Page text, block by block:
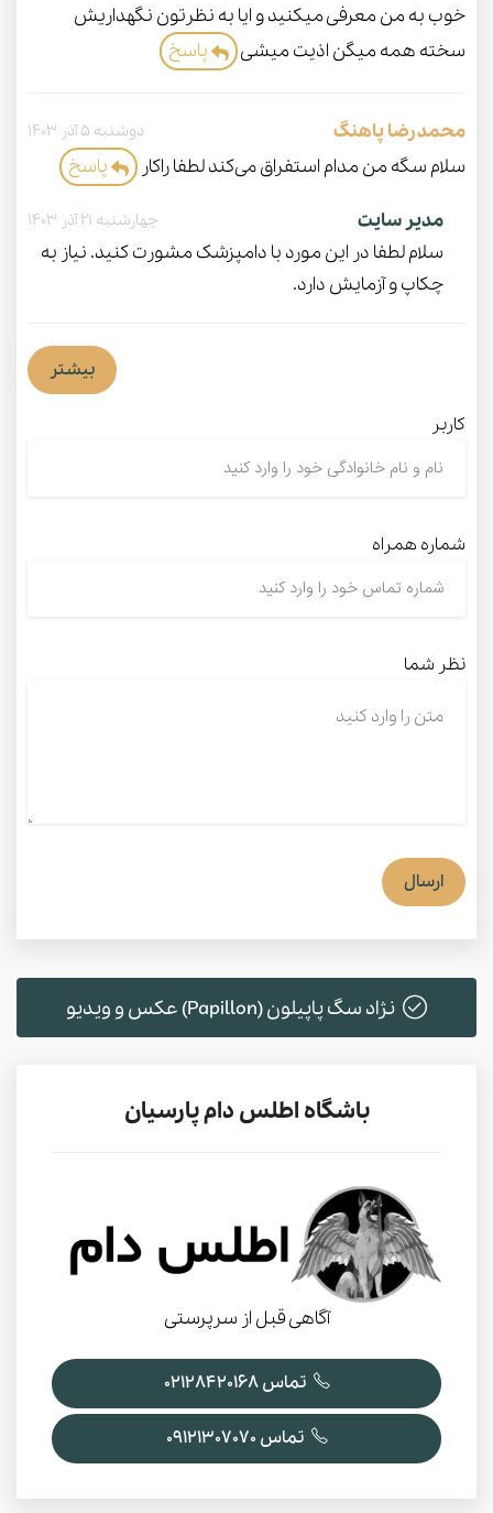
خوب به من معرفی میکنید و ایا به نظرتون نگهداریش
سخته همه میگن اذیت میشی
پاسخ
محمدرضا پاهنگ دوشنبه 5 آذر 1403
سلام سگه من مدام استفراق می‌کند لطفا راکار پاسخ
مدیر سایت چهارشنبه 21 آذر 1403
سلام لطفا در این مورد با دامپزشک مشورت کنید. نیاز به
چکاپ و آزمایش دارد.
بیشتر
کاربر
شماره همراه
نظر شما
ارسال
نژاد سگ پاپیلون (Papillon) عکس و ویدیو
باشگاه اطلس دام پارسیان
آگاهی قبل از سرپرستی
تماس 02128420168
تماس 09121307070